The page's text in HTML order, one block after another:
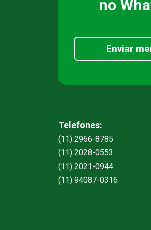
no
Enviar
Telefones:
(11) 2966-8785
(11) 2028-0553
(11) 2021-0944
(11) 94087-0316